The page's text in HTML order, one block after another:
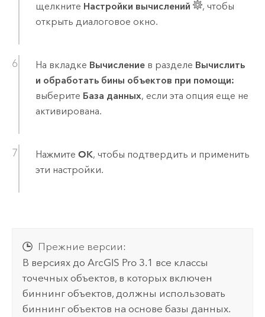
щелкните Настройки вычислений
, чтобы
открыть диалоговое окно.
На вкладке Вычислениев разделе Вычислить
и обработать бины объектов при помощи:
выберите База данных, если эта опция еще не
активирована.
Нажмите OK, чтобы подтвердить и применить
эти настройки.
Прежние версии:
В версиях доArcGIS Pro 3.1 все классы
точечных объектов, в которых включен
биннинг объектов, должны использовать
биннинг объектов на основе базы данных.